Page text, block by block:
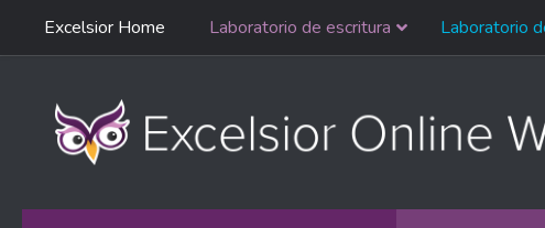
Ir al contenido
navegación
Excelsior Home Laboratorio de escritura Laboratorio